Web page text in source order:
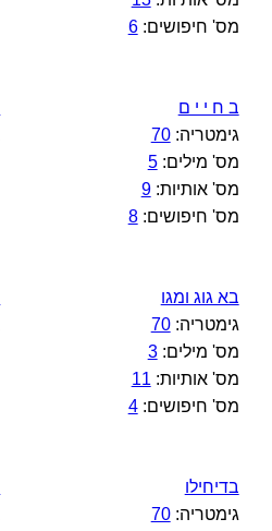
מס' חיפושים:6
ב ח י י ם
גימטריה:70
מס' מילים:5
מס' אותיות:9
מס' חיפושים:8
בא גוג ומגו
גימטריה:70
מס' מילים:3
מס' אותיות: 11
מס' חיפושים:4
בדיחילו
גימטריה:70